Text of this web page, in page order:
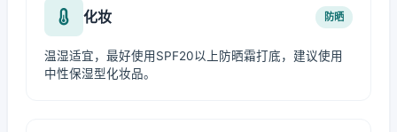
化妆 防晒
温湿适宜，最好使用SPF20以上防晒霜打底，建议使用
中性保湿型化妆品。